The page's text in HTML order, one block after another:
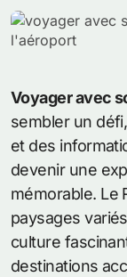
Voyager avec
sembler un
et des
devenir une
mémorable. Le
paysages
culture
destinations